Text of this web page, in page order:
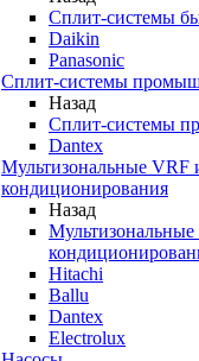
Сплит-системы
Daikin
Panasonic
Сплит-системы
Назад
Сплит-системы
Dantex
Мультизональные VRF
кондиционирования
Назад
Hitachi
Ballu
Dantex
Electrolux